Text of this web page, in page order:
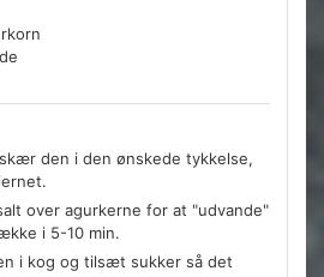
den i den ønskede tykkelse,
over agurkerne for at "udvande"
i 5-10 min.
i kog og tilsæt sukker så det